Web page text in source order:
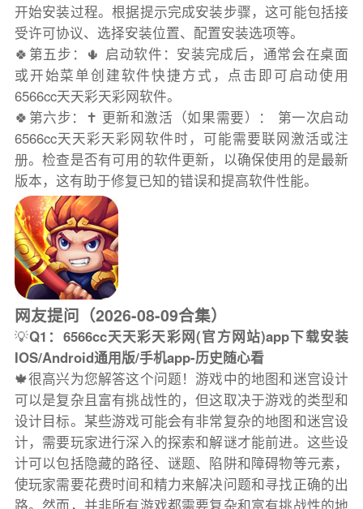
开始安装过程。根据提示完成安装步骤，这可能包括接
受许可协议、选择安装位置、配置安装选项等。
🍀第五步：🌵 启动软件：安装完成后，通常会在桌面
或开始菜单创建软件快捷方式，点击即可启动使用
6566cc天天彩天彩网软件。
🍀第六步：✝️ 更新和激活（如果需要）： 第一次启动
6566cc天天彩天彩网软件时，可能需要联网激活或注
册。检查是否有可用的软件更新，以确保使用的是最新
版本，这有助于修复已知的错误和提高软件性能。
网友提问（2026-08-09合集）
💡Q1：6566cc天天彩天彩网(官方网站)app下载安装
IOS/Android通用版/手机app-历史随心看
🍁很高兴为您解答这个问题！游戏中的地图和迷宫设计
可以是复杂且富有挑战性的，但这取决于游戏的类型和
设计目标。某些游戏可能会有非常复杂的地图和迷宫设
计，需要玩家进行深入的探索和解谜才能前进。这些设
计可以包括隐藏的路径、谜题、陷阱和障碍物等元素，
使玩家需要花费时间和精力来解决问题和寻找正确的出